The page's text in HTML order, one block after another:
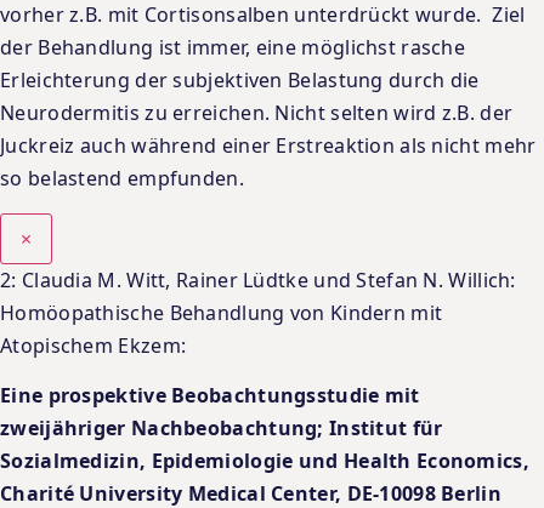
vorher z.B. mit Cortisonsalben unterdrückt wurde. Ziel
der Behandlung ist immer, eine möglichst rasche
Erleichterung der subjektiven Belastung durch die
Neurodermitis zu erreichen. Nicht selten wird z.B. der
Juckreiz auch während einer Erstreaktion als nicht mehr
so belastend empfunden.
×
2: Claudia M. Witt, Rainer Lüdtke und Stefan N. Willich:
Homöopathische Behandlung von Kindern mit
Atopischem Ekzem:
Eine prospektive Beobachtungsstudie mit
zweijähriger Nachbeobachtung; Institut für
Sozialmedizin, Epidemiologie und Health Economics,
Charité University Medical Center, DE-10098 Berlin